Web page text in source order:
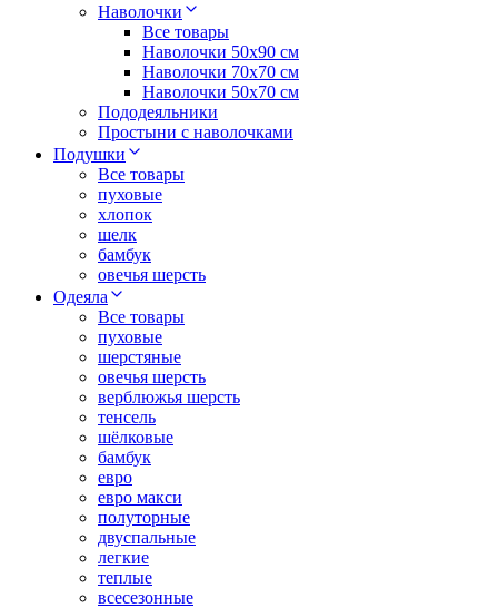
Наволочки
Все товары
Наволочки 50x90 см
Наволочки 70x70 cм
Наволочки 50х70 см
Пододеяльники
Простыни с наволочками
Подушки
Все товары
пуховые
хлопок
шелк
бамбук
овечья шерсть
Одеяла
Все товары
пуховые
шерстяные
овечья шерсть
верблюжья шерсть
тенсель
шёлковые
бамбук
евро
евро макси
полуторные
двуспальные
легкие
теплые
всесезонные